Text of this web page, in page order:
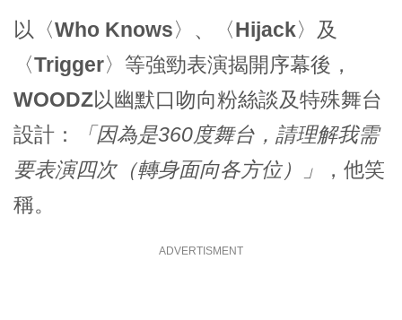
以〈Who Knows〉、〈Hijack〉及
〈Trigger〉等強勁表演揭開序幕後，
WOODZ以幽默口吻向粉絲談及特殊舞台
設計：
「因為是360度舞台，請理解我需
要表演四次（轉身面向各方位）」
，他笑
稱。
ADVERTISMENT